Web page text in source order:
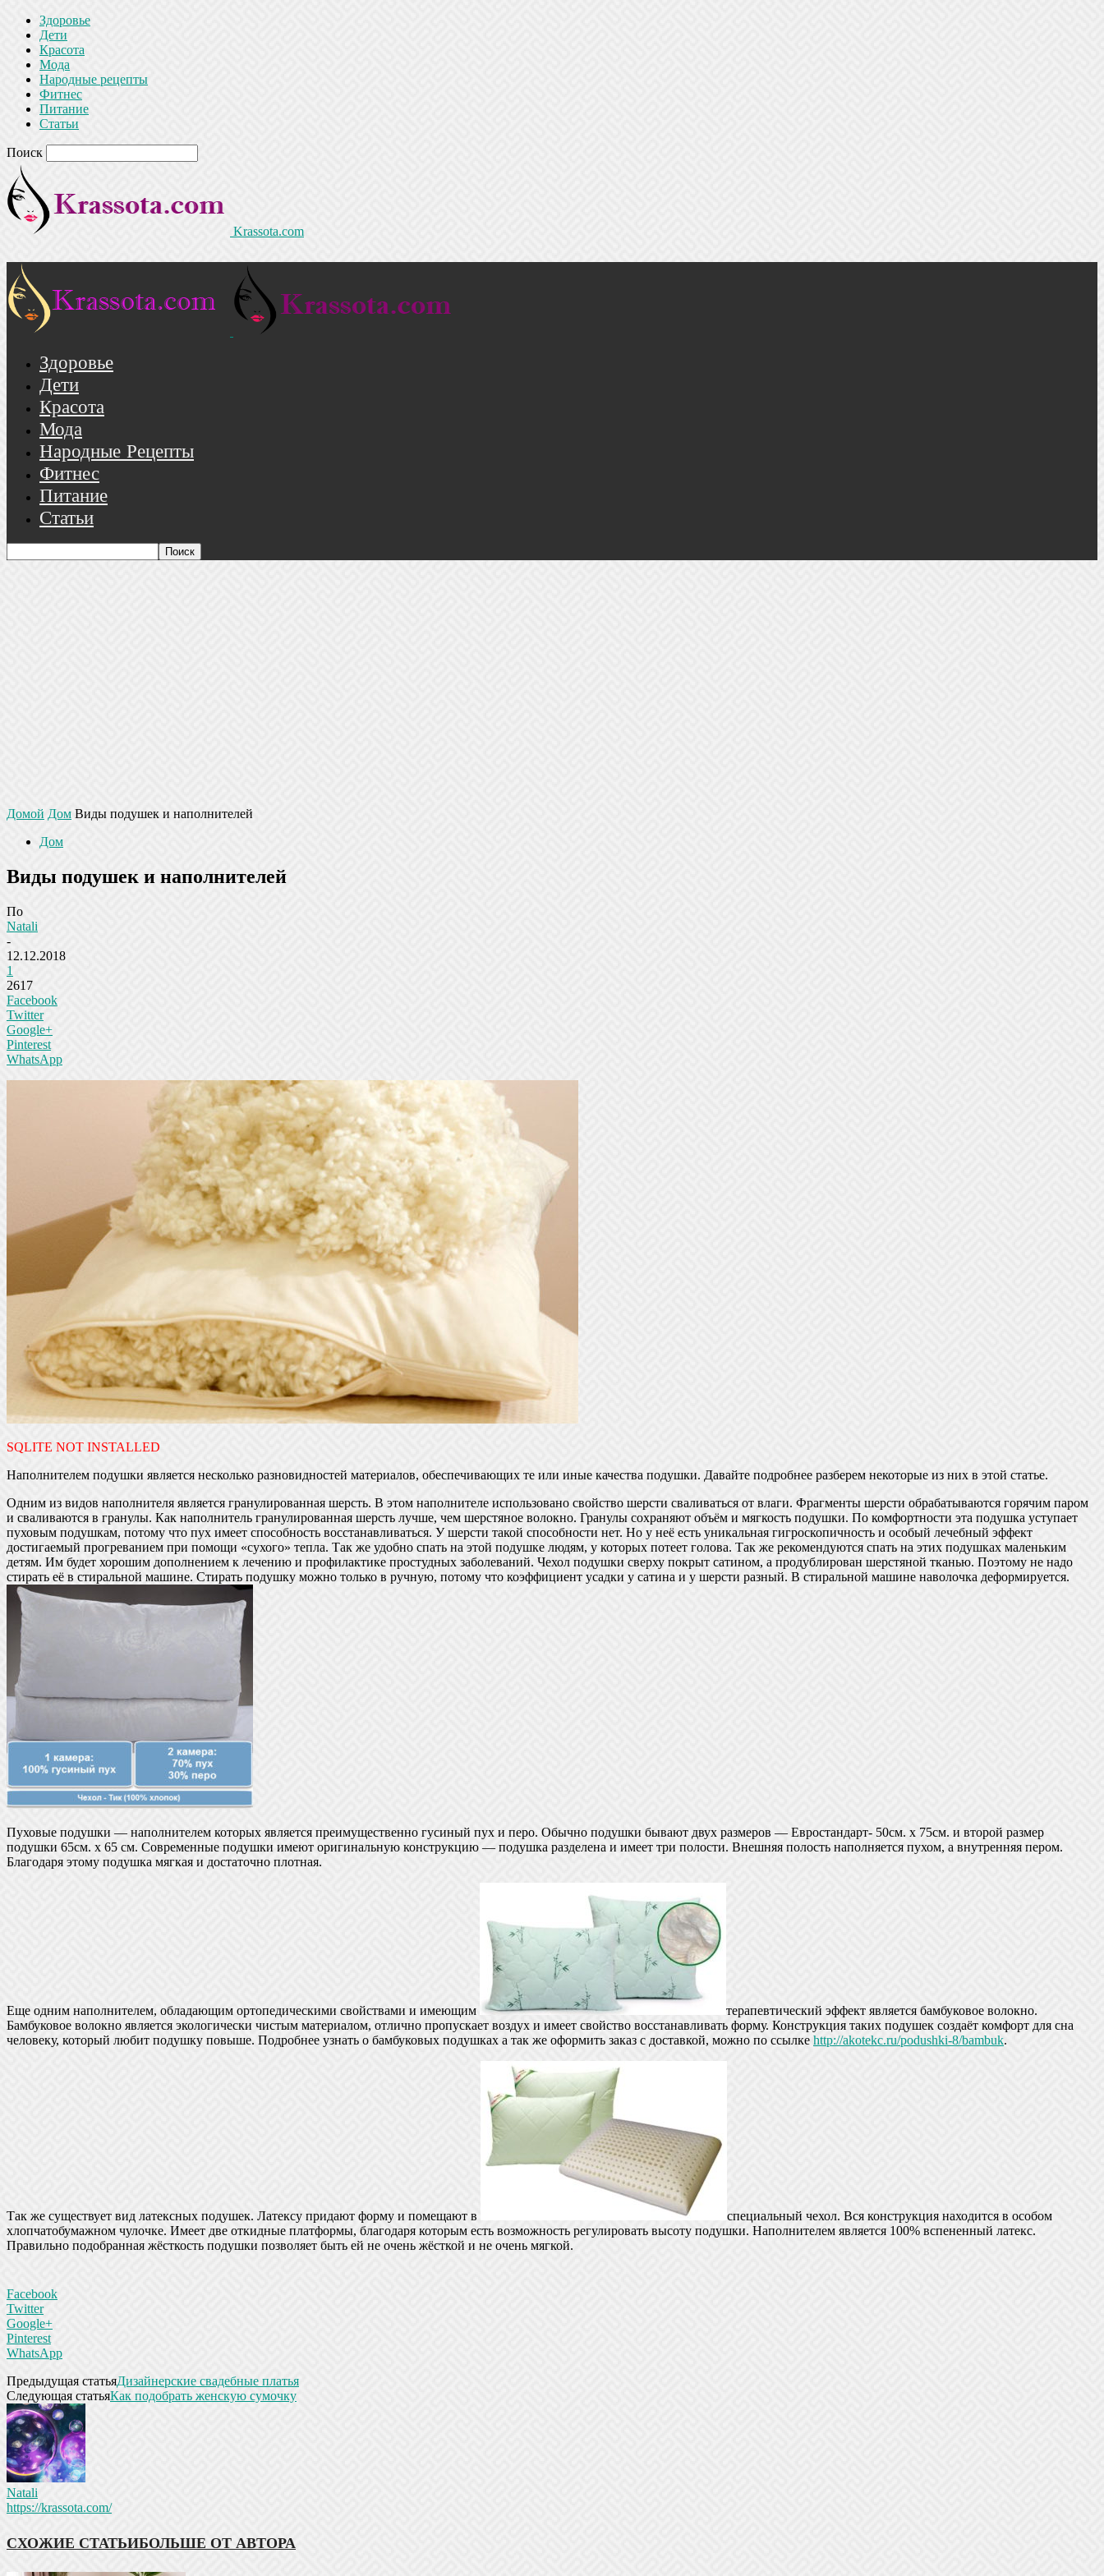
Здоровье
Дети
Красота
Мода
Народные рецепты
Фитнес
Питание
Статьи
Поиск
Krassota.com
Здоровье
Дети
Красота
Мода
Народные Рецепты
Фитнес
Питание
Статьи
Домой Дом Виды подушек и наполнителей
Дом
Виды подушек и наполнителей
По
Natali
-
12.12.2018
1
2617
Facebook
Twitter
Google+
Pinterest
WhatsApp
SQLITE NOT INSTALLED
Наполнителем подушки является несколько разновидностей материалов, обеспечивающих те или иные качества подушки. Давайте подробнее разберем некоторые из них в этой статье.
Одним из видов наполнителя является гранулированная шерсть. В этом наполнителе использовано свойство шерсти сваливаться от влаги. Фрагменты шерсти обрабатываются горячим паром
и сваливаются в гранулы. Как наполнитель гранулированная шерсть лучше, чем шерстяное волокно. Гранулы сохраняют объём и мягкость подушки. По комфортности эта подушка уступает
пуховым подушкам, потому что пух имеет способность восстанавливаться. У шерсти такой способности нет. Но у неё есть уникальная гигроскопичность и особый лечебный эффект
достигаемый прогреванием при помощи «сухого» тепла. Так же удобно спать на этой подушке людям, у которых потеет голова. Так же рекомендуются спать на этих подушках маленьким
детям. Им будет хорошим дополнением к лечению и профилактике простудных заболеваний. Чехол подушки сверху покрыт сатином, а продублирован шерстяной тканью. Поэтому не надо
стирать её в стиральной машине. Стирать подушку можно только в ручную, потому что коэффициент усадки у сатина и у шерсти разный. В стиральной машине наволочка деформируется.
Пуховые подушки — наполнителем которых является преимущественно гусиный пух и перо. Обычно подушки бывают двух размеров — Евростандарт- 50см. х 75см. и второй размер
подушки 65см. х 65 см. Современные подушки имеют оригинальную конструкцию — подушка разделена и имеет три полости. Внешняя полость наполняется пухом, а внутренняя пером.
Благодаря этому подушка мягкая и достаточно плотная.
Еще одним наполнителем, обладающим ортопедическими свойствами и имеющим
терапевтический эффект является бамбуковое волокно.
Бамбуковое волокно является экологически чистым материалом, отлично пропускает воздух и имеет свойство восстанавливать форму. Конструкция таких подушек создаёт комфорт для сна
человеку, который любит подушку повыше. Подробнее узнать о бамбуковых подушках а так же оформить заказ с доставкой, можно по ссылке http://akotekc.ru/podushki-8/bambuk.
Так же существует вид латексных подушек. Латексу придают форму и помещают в
специальный чехол. Вся конструкция находится в особом
хлопчатобумажном чулочке. Имеет две откидные платформы, благодаря которым есть возможность регулировать высоту подушки. Наполнителем является 100% вспененный латекс.
Правильно подобранная жёсткость подушки позволяет быть ей не очень жёсткой и не очень мягкой.
Facebook
Twitter
Google+
Pinterest
WhatsApp
Предыдущая статьяДизайнерские свадебные платья
Следующая статьяКак подобрать женскую сумочку
Natali
https://krassota.com/
СХОЖИЕ СТАТЬИБОЛЬШЕ ОТ АВТОРА